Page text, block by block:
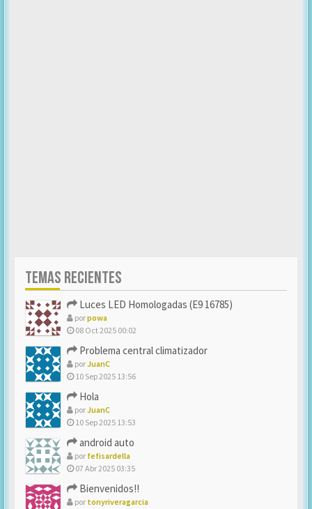
TEMAS RECIENTES
Luces LED Homologadas (E9 16785)
porpowa
08 Oct 2025 00:02
Problema central climatizador
porJuanC
10 Sep 2025 13:56
Hola
porJuanC
10 Sep 2025 13:53
android auto
por fefisardella
07 Abr 2025 03:35
Bienvenidos!!
por tonyriveragarcia